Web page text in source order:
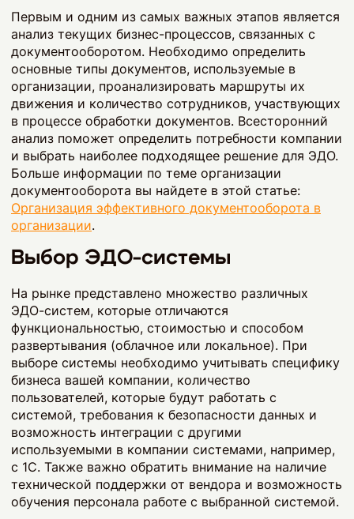
Первым и одним из самых важных этапов является
анализ текущих бизнес-процессов, связанных с
документооборотом. Необходимо определить
основные типы документов, используемые в
организации, проанализировать маршруты их
движения и количество сотрудников, участвующих
в процессе обработки документов. Всесторонний
анализ поможет определить потребности компании
и выбрать наиболее подходящее решение для ЭДО.
Больше информации по теме организации
документооборота вы найдете в этой статье:
Организация эффективного документооборота в
организации.
Выбор ЭДО-системы
На рынке представлено множество различных
ЭДО-систем, которые отличаются
функциональностью, стоимостью и способом
развертывания (облачное или локальное). При
выборе системы необходимо учитывать специфику
бизнеса вашей компании, количество
пользователей, которые будут работать с
системой, требования к безопасности данных и
возможность интеграции с другими
используемыми в компании системами, например,
с 1С. Также важно обратить внимание на наличие
технической поддержки от вендора и возможность
обучения персонала работе с выбранной системой.